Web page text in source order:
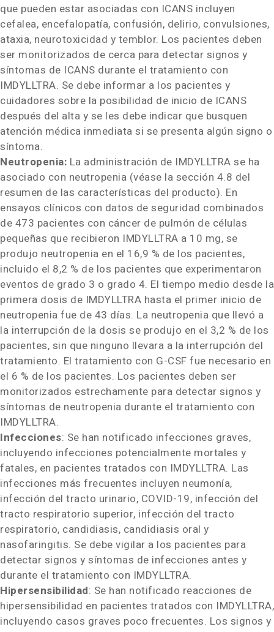
que pueden estar asociadas con ICANS incluyen
cefalea, encefalopatía, confusión, delirio, convulsiones,
ataxia, neurotoxicidad y temblor. Los pacientes deben
ser monitorizados de cerca para detectar signos y
síntomas de ICANS durante el tratamiento con
IMDYLLTRA. Se debe informar a los pacientes y
cuidadores sobre la posibilidad de inicio de ICANS
después del alta y se les debe indicar que busquen
atención médica inmediata si se presenta algún signo o
síntoma.
Neutropenia: La administración de IMDYLLTRA se ha
asociado con neutropenia (véase la sección 4.8 del
resumen de las características del producto). En
ensayos clínicos con datos de seguridad combinados
de 473 pacientes con cáncer de pulmón de células
pequeñas que recibieron IMDYLLTRA a 10 mg, se
produjo neutropenia en el 16,9 % de los pacientes,
incluido el 8,2 % de los pacientes que experimentaron
eventos de grado 3 o grado 4. El tiempo medio desde la
primera dosis de IMDYLLTRA hasta el primer inicio de
neutropenia fue de 43 días. La neutropenia que llevó a
la interrupción de la dosis se produjo en el 3,2 % de los
pacientes, sin que ninguno llevara a la interrupción del
tratamiento. El tratamiento con G-CSF fue necesario en
el 6 % de los pacientes. Los pacientes deben ser
monitorizados estrechamente para detectar signos y
síntomas de neutropenia durante el tratamiento con
IMDYLLTRA.
Infecciones: Se han notificado infecciones graves,
incluyendo infecciones potencialmente mortales y
fatales, en pacientes tratados con IMDYLLTRA. Las
infecciones más frecuentes incluyen neumonía,
infección del tracto urinario, COVID-19, infección del
tracto respiratorio superior, infección del tracto
respiratorio, candidiasis, candidiasis oral y
nasofaringitis. Se debe vigilar a los pacientes para
detectar signos y síntomas de infecciones antes y
durante el tratamiento con IMDYLLTRA.
Hipersensibilidad: Se han notificado reacciones de
hipersensibilidad en pacientes tratados con IMDYLLTRA,
incluyendo casos graves poco frecuentes. Los signos y